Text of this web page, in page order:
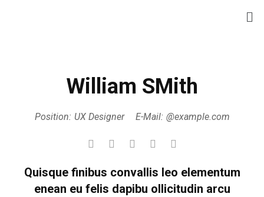
William SMith
Position: UX Designer E-Mail: @example.com
Quisque finibus convallis leo elementum
enean eu felis dapibu ollicitudin arcu